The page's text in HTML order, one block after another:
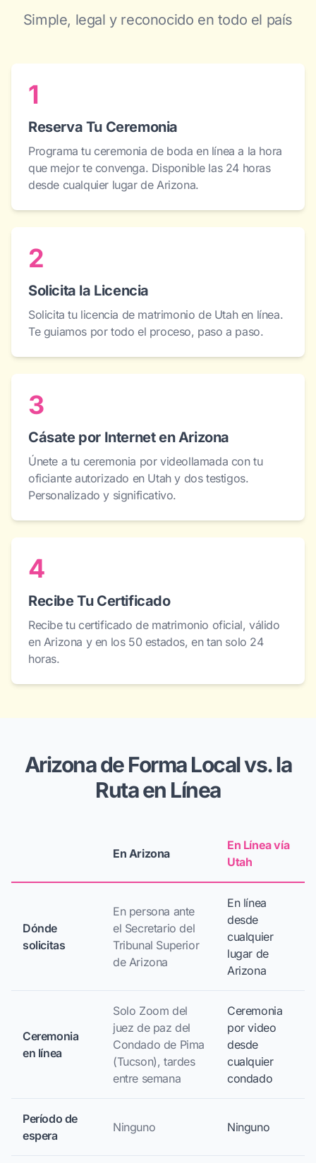
Simple, legal y reconocido en todo el país
1
Reserva Tu Ceremonia
Programa tu ceremonia de boda en línea a la hora
que mejor te convenga. Disponible las 24 horas
desde cualquier lugar de Arizona.
2
Solicita la Licencia
Solicita tu licencia de matrimonio de Utah en línea.
Te guiamos por todo el proceso, paso a paso.
3
Cásate por Internet en Arizona
Únete a tu ceremonia por videollamada con tu
oficiante autorizado en Utah y dos testigos.
Personalizado y significativo.
4
Recibe Tu Certificado
Recibe tu certificado de matrimonio oficial, válido
en Arizona y en los 50 estados, en tan solo 24
horas.
Arizona de Forma Local vs. la
Ruta en Línea
En Arizona
En Línea vía
Utah
Dónde
solicitas
En persona ante
el Secretario del
Tribunal Superior
de Arizona
En línea
desde
cualquier
lugar de
Arizona
Ceremonia
en línea
Solo Zoom del
juez de paz del
Condado de Pima
(Tucson), tardes
entre semana
Ceremonia
por video
desde
cualquier
condado
Período de
espera
Ninguno Ninguno